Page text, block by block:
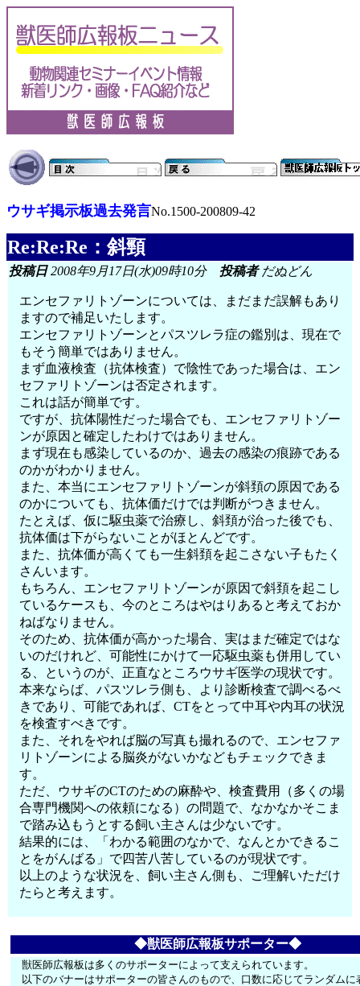
ウサギ掲示板過去発言No.1500-200809-42
Re:Re:Re：斜頸
投稿日2008年9月17日(水)09時10分 投稿者だぬどん
エンセファリトゾーンについては、まだまだ誤解もあり
ますので補足いたします。
エンセファリトゾーンとパスツレラ症の鑑別は、現在で
もそう簡単ではありません。
まず血液検査（抗体検査）で陰性であった場合は、エン
セファリトゾーンは否定されます。
これは話が簡単です。
ですが、抗体陽性だった場合でも、エンセファリトゾー
ンが原因と確定したわけではありません。
まず現在も感染しているのか、過去の感染の痕跡である
のかがわかりません。
また、本当にエンセファリトゾーンが斜頚の原因である
のかについても、抗体価だけでは判断がつきません。
たとえば、仮に駆虫薬で治療し、斜頚が治った後でも、
抗体価は下がらないことがほとんどです。
また、抗体価が高くても一生斜頚を起こさない子もたく
さんいます。
もちろん、エンセファリトゾーンが原因で斜頚を起こし
ているケースも、今のところはやはりあると考えておか
ねばなりません。
そのため、抗体価が高かった場合、実はまだ確定ではな
いのだけれど、可能性にかけて一応駆虫薬も併用してい
る、というのが、正直なところウサギ医学の現状です。
本来ならば、パスツレラ側も、より診断検査で調べるべ
きであり、可能であれば、CTをとって中耳や内耳の状況
を検査すべきです。
また、それをやれば脳の写真も撮れるので、エンセファ
リトゾーンによる脳炎がないかなどもチェックできま
す。
ただ、ウサギのCTのための麻酔や、検査費用（多くの場
合専門機関への依頼になる）の問題で、なかなかそこま
で踏み込もうとする飼い主さんは少ないです。
結果的には、「わかる範囲のなかで、なんとかできるこ
とをがんばる」で四苦八苦しているのが現状です。
以上のような状況を、飼い主さん側も、ご理解いただけ
たらと考えます。
◆獣医師広報板サポーター◆
獣医師広報板は多くのサポーターによって支えられています。
以下のバナーはサポーターの皆さんのもので、口数に応じてランダムに